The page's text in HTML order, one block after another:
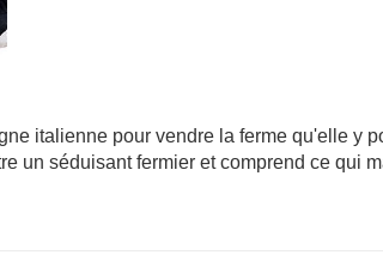
italienne pour vendre la ferme qu'elle y
un séduisant fermier et comprend ce qui